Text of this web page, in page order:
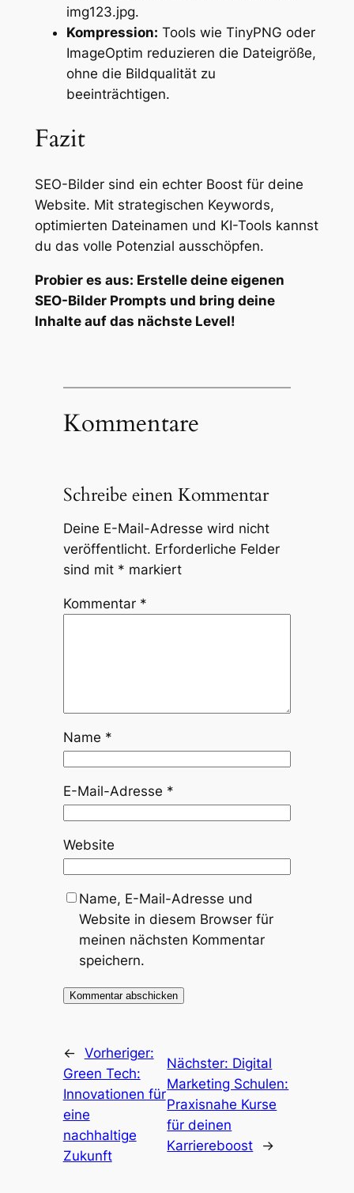
img123.jpg.
Kompression: Tools wie TinyPNG oder
ImageOptim reduzieren die Dateigröße,
ohne die Bildqualität zu
beeinträchtigen.
Fazit
SEO-Bilder sind ein echter Boost für deine
Website. Mit strategischen Keywords,
optimierten Dateinamen und KI-Tools kannst
du das volle Potenzial ausschöpfen.
Probier es aus: Erstelle deine eigenen
SEO-Bilder Prompts und bring deine
Inhalte auf das nächste Level!
Kommentare
Schreibe einen Kommentar
Deine E-Mail-Adresse wird nicht
veröffentlicht. Erforderliche Felder
sind mit * markiert
Kommentar *
Name *
E-Mail-Adresse *
Website
Name, E-Mail-Adresse und
Website in diesem Browser für
meinen nächsten Kommentar
speichern.
← Vorheriger:
Green Tech:
Innovationen für
eine
nachhaltige
Zukunft
Nächster: Digital
Marketing Schulen:
Praxisnahe Kurse
für deinen
Karriereboost
→